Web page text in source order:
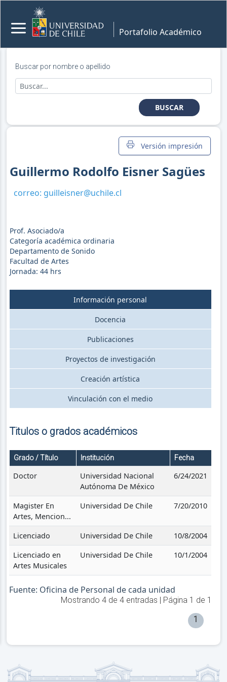
Portafolio Académico
Buscar por nombre o apellido
BUSCAR
Versión impresión
Guillermo Rodolfo Eisner Sagües
correo: guilleisner@uchile.cl
Prof. Asociado/a
Categoría académica ordinaria
Departamento de Sonido
Facultad de Artes
Jornada: 44hrs
Información personal
Docencia
Publicaciones
Proyectos de investigación
Creación artística
Vinculación con el medio
Titulos o grados académicos
Grado / Título Institución Fecha
Doctor
Universidad Nacional
Autónoma De México
6/24/2021
Magister En
Artes, Mencion...
Universidad De Chile 7/20/2010
Licenciado Universidad De Chile
10/8/2004
Licenciado en
Artes Musicales
Universidad De Chile 10/1/2004
Fuente: Oficina de Personal de cada unidad
Mostrando 4de 4entradas | Página 1 de 1
1